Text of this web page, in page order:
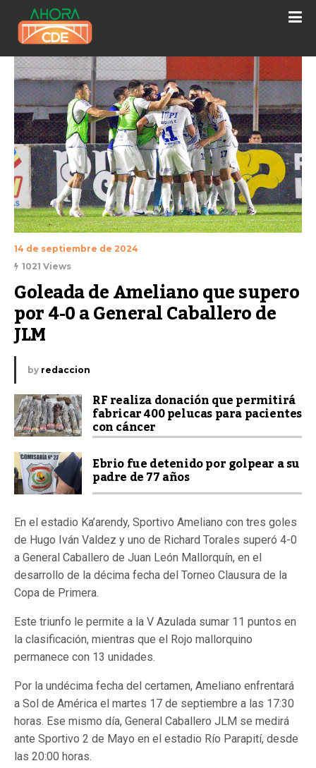
14 de septiembre de 2024
1021 Views
Goleada de Ameliano que supero
por 4-0 a General Caballero de
JLM
by redaccion
RF realiza donación que permitirá
fabricar 400 pelucas para pacientes
con cáncer
Ebrio fue detenido por golpear a su
padre de 77 años
En el estadio Ka’arendy, Sportivo Ameliano con tres goles
de Hugo Iván Valdez y uno de Richard Torales superó 4-0
a General Caballero de Juan León Mallorquín, en el
desarrollo de la décima fecha del Torneo Clausura de la
Copa de Primera.
Este triunfo le permite a la V Azulada sumar 11 puntos en
la clasificación, mientras que el Rojo mallorquino
permanece con 13 unidades.
Por la undécima fecha del certamen, Ameliano enfrentará
a Sol de América el martes 17 de septiembre a las 17:30
horas. Ese mismo día, General Caballero JLM se medirá
ante Sportivo 2 de Mayo en el estadio Río Parapití, desde
las 20:00 horas.